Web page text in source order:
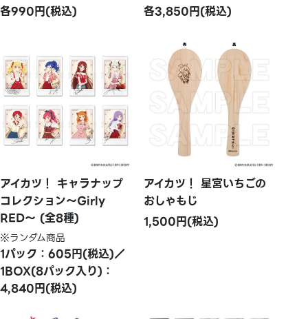
各990円(税込) 各3,850円(税込)
アイカツ！ キャラナップ
コレクション～Girly
RED～ (全8種)
※ランダム商品
1パック：605円(税込)／
1BOX(8パック入り)：
4,840円(税込)
アイカツ！ 星宮いちごの
おしゃもじ
1,500円(税込)